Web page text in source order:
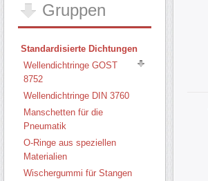
Gruppen
Standardisierte Dichtungen
Wellendichtringe GOST
8752
Wellendichtringe DIN 3760
Manschetten für die
Pneumatik
O-Ringe aus speziellen
Materialien
Wischergummi für Stangen